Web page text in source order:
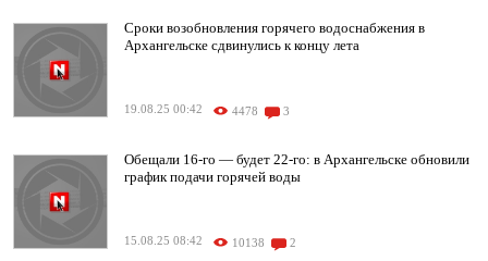
Сроки возобновления горячего водоснабжения в
Архангельске сдвинулись к концу лета
19.08.25 00:42 4478 3
Обещали 16-го — будет 22-го: в Архангельске обновили
график подачи горячей воды
15.08.25 08:42 10138 2